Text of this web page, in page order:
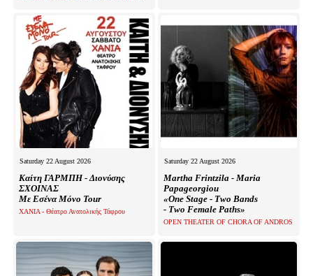
Saturday 22 August 2026
Καίτη ΓΑΡΜΠΗ - Διονύσης
ΣΧΟΙΝΑΣ
Με Εσένα Μόνο Tour
XANIA - Θέατρο Ανατολικής Τάφρου
Saturday 22 August 2026
Martha Frintzila - Maria
Papageorgiou
«One Stage - Two Bands
- Two Female Paths»
OPEN THEATER OF CHORA OF ANDROS